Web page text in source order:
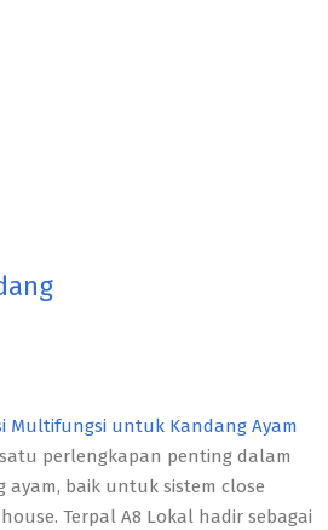
Multifungsi untuk Kandang Ayam
perlengkapan penting dalam
baik untuk sistem close
Terpal A8 Lokal hadir sebagai